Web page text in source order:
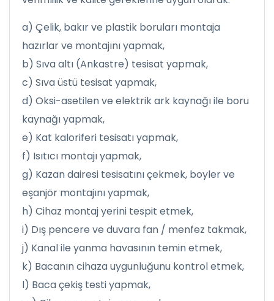
a) Çelik, bakır ve plastik boruları montaja
hazırlar ve montajını yapmak,
b) Sıva altı (Ankastre) tesisat yapmak,
c) Sıva üstü tesisat yapmak,
d) Oksi-asetilen ve elektrik ark kaynağı ile boru
kaynağı yapmak,
e) Kat kaloriferi tesisatı yapmak,
f) Isıtıcı montajı yapmak,
g) Kazan dairesi tesisatını çekmek, boyler ve
eşanjör montajını yapmak,
h) Cihaz montaj yerini tespit etmek,
i) Dış pencere ve duvara fan / menfez takmak,
j) Kanal ile yanma havasının temin etmek,
k) Bacanın cihaza uygunluğunu kontrol etmek,
l) Baca çekiş testi yapmak,